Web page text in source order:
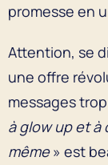
promesse en
Attention, se
une offre
messages
à glow up et à
même» est